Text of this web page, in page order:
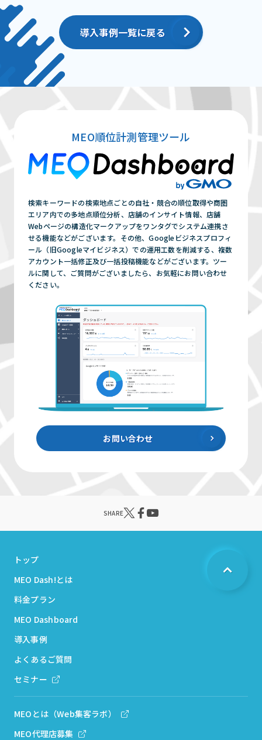
導入事例一覧に戻る
MEO順位計測管理ツール
検索キーワードの検索地点ごとの自社・競合の順位取得や商圏
エリア内での多地点順位分析、店舗のインサイト情報、店舗
Webページの構造化マークアップをワンタグでシステム連携さ
せる機能などがございます。その他、Googleビジネスプロフィ
ール（旧Googleマイビジネス）での運用工数を削減する、複数
アカウント一括修正及び一括投稿機能などがございます。ツー
ルに関して、ご質問がございましたら、お気軽にお問い合わせ
ください。
お問い合わせ
SHARE
トップ
MEO Dash!とは
料金プラン
MEO Dashboard
導入事例
よくあるご質問
セミナー
MEOとは（Web集客ラボ）
MEO代理店募集